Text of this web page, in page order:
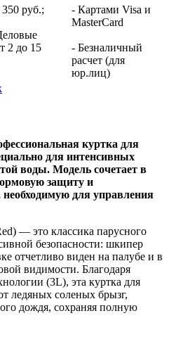
руб.;
2 до 15
- Картами Visa и
MasterCard
- Безналичный
расчет (для
юр.лиц)
куртка для
для интенсивных
воды. Модель сочетает в
защиту и
для управления
— это классика парусного
безопасности: шкипер
отчетливо виден на палубе и в
видимости. Благодаря
(3L), эта куртка для
ледяных соленых брызг,
дождя, сохраняя полную